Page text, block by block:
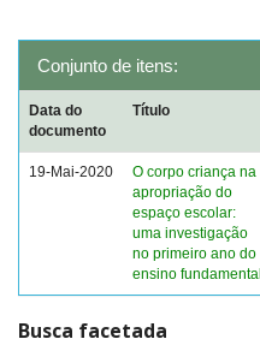
Conjunto de itens:
Data do
documento
Título
19-Mai-2020
O corpo criança na
apropriação do
espaço escolar:
uma investigação
no primeiro ano do
ensino fundamental
Busca facetada